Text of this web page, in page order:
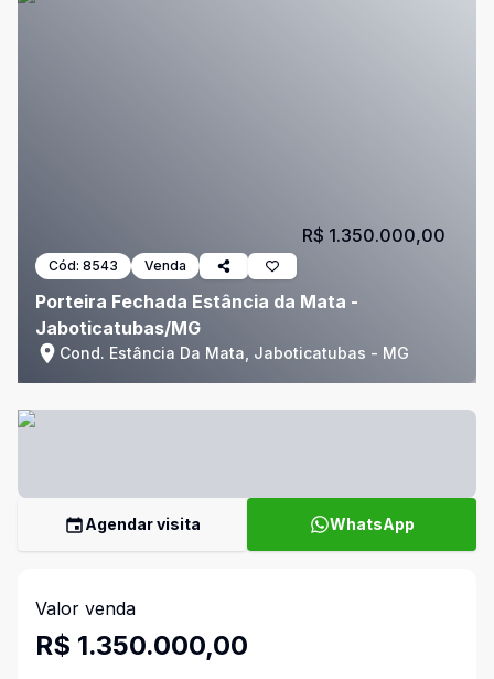
Cód: 8543 Venda
Porteira Fechada Estância da Mata -
Jaboticatubas/MG
Cond. Estância Da Mata, Jaboticatubas - MG
R$ 1.350.000,00
Agendar visita WhatsApp
Valor venda
R$ 1.350.000,00